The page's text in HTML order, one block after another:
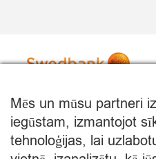
Mēs un mūsu partneri
iegūstam, izmantojot
tehnoloģijas, lai